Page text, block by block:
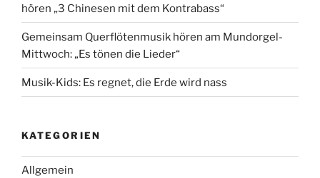
hören „3 Chinesen mit dem Kontrabass“
Gemeinsam Querflötenmusik hören am Mundorgel-
Mittwoch: „Es tönen die Lieder“
Musik-Kids: Es regnet, die Erde wird nass
KATEGORIEN
Allgemein